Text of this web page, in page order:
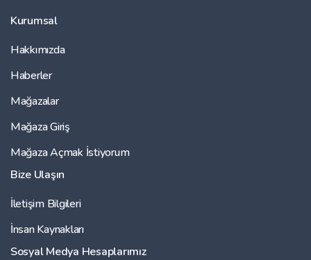
Kurumsal
Hakkımızda
Haberler
Mağazalar
Mağaza Giriş
Mağaza Açmak İstiyorum
Bize Ulaşın
İletişim Bilgileri
İnsan Kaynakları
Sosyal Medya Hesaplarımız